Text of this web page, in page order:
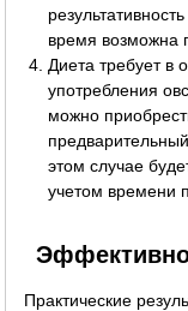
время возможна
Диета требует в
употребления
можно
этом случае
учетом времени
Практические